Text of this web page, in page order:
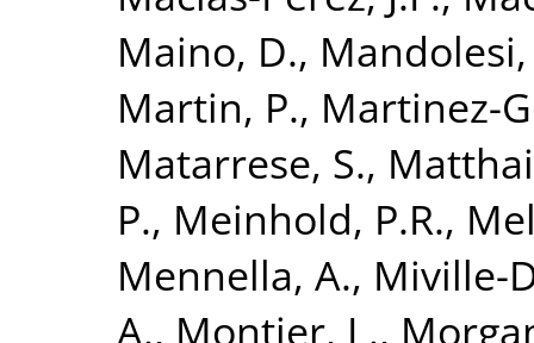
Maino, D.,
Martin, P., Martinez-
Matarrese, S.,
P., Meinhold, P.R.,
Mennella, A., Miville-
A., Montier, L.,